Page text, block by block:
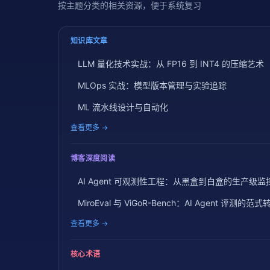
按主题分类的相关资源，便于系统复习
知识库文章
LLM 量化技术实战：从 FP16 到 INT4 的压缩艺术
MLOps 实战：模型版本管理与实验追踪
ML 流水线设计与自动化
查看更多 →
博客深度阅读
AI Agent 可观测性工程：从黑盒到白盒的生产级监
MiroEval 与 ViGoR-Bench：AI Agent 评测的范式
查看更多 →
核心术语